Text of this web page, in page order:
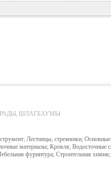
ШЛАГБАУМЫ
Лестницы, стремянки; Основные
материалы; Кровля; Водосточные
фурнитура; Строительная